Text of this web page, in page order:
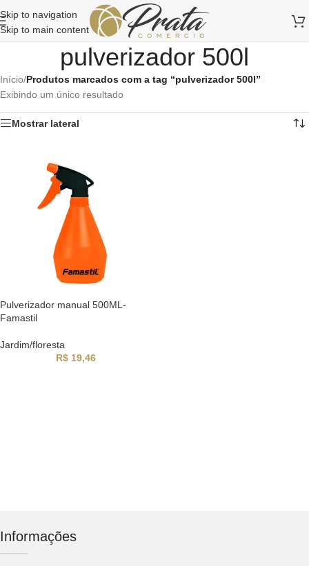
Skip to navigation
Skip to main content
pulverizador 500l
Início/Produtos marcados com a tag “pulverizador 500l”
Exibindo um único resultado
Mostrar lateral
Pulverizador manual 500ML-
Famastil
Jardim/floresta
R$19,46
Informações